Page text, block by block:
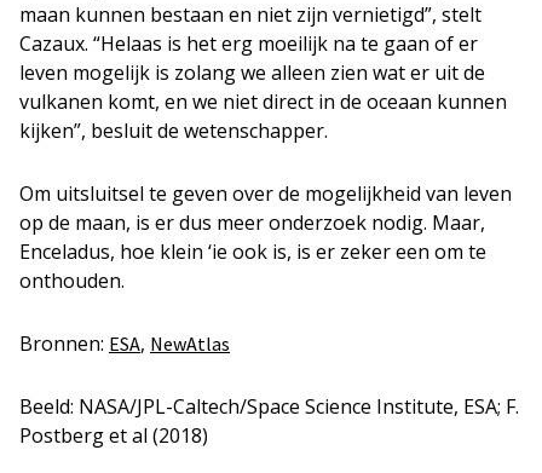
maan kunnen bestaan en niet zijn vernietigd”, stelt
Cazaux. “Helaas is het erg moeilijk na te gaan of er
leven mogelijk is zolang we alleen zien wat er uit de
vulkanen komt, en we niet direct in de oceaan kunnen
kijken”, besluit de wetenschapper.
Om uitsluitsel te geven over de mogelijkheid van leven
op de maan, is er dus meer onderzoek nodig. Maar,
Enceladus, hoe klein ‘ie ook is, is er zeker een om te
onthouden.
Bronnen: ESA, NewAtlas
Beeld: NASA/JPL-Caltech/Space Science Institute, ESA; F.
Postberg et al (2018)